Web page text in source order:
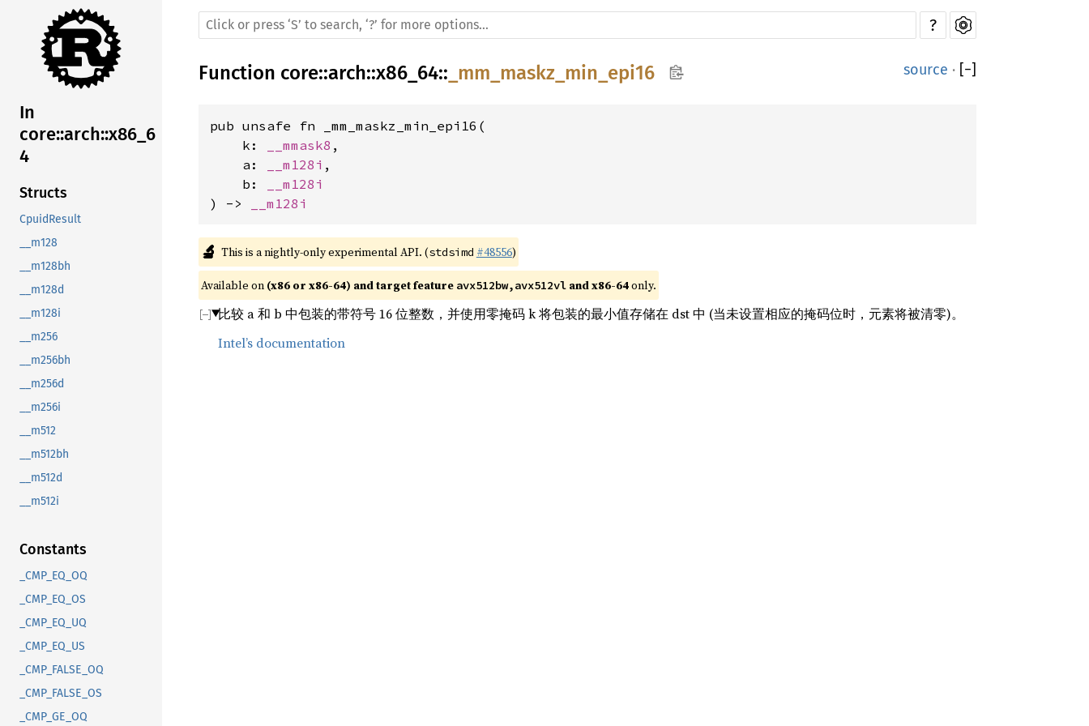
In
core::arch::x86_6
4
Structs
CpuidResult
__m128
__m128bh
__m128d
__m128i
__m256
__m256bh
__m256d
__m256i
__m512
__m512bh
__m512d
__m512i
Constants
_CMP_EQ_OQ
_CMP_EQ_OS
_CMP_EQ_UQ
_CMP_EQ_US
_CMP_FALSE_OQ
_CMP_FALSE_OS
_CMP_GE_OQ
?
Function core::arch::x86_64:: _mm_maskz_min_epi16 source · [−]
pub unsafe fn _mm_maskz_min_epi16(
    k:
__mmask8 ,
    a:
__m128i ,
    b:
__m128i
) ->
__m128i
🔬 This is a nightly-only experimental API. (stdsimd #48556)
Available on (x86 or x86-64) and target feature avx512bw,avx512vl and x86-64 only.
比较 a 和 b 中包装的带符号 16 位整数，并使用零掩码 k 将包装的最小值存储在 dst 中 (当未设置相应的掩码位时，元素将被清零)。
Intel’s documentation